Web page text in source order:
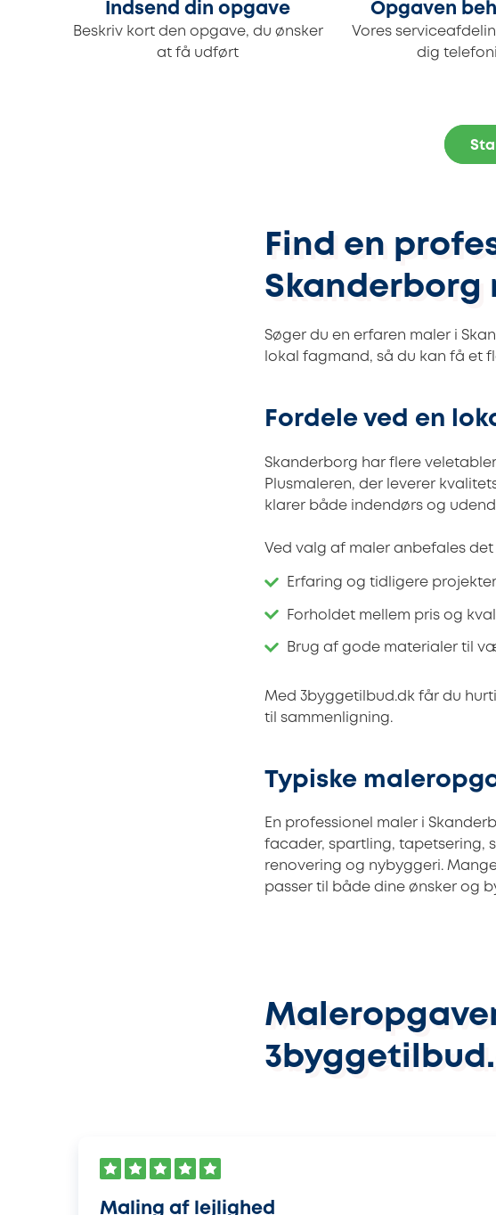
Indsend din opgave
Beskriv kort den opgave, du ønsker
at få udført
Opgaven
Vores
dig
Find en
Skanderborg
Søger du en erfaren maler i
lokal fagmand, så du kan få et
Fordele ved en
Skanderborg har flere
Plusmaleren, der leverer
klarer både indendørs og
Ved valg af maler anbefales det
Erfaring og tidligere projekter
Forholdet mellem pris og
Brug af gode materialer til
Med 3byggetilbud.dk får du
til sammenligning.
Typiske
En professionel maler i
facader, spartling, tapetsering,
renovering og nybyggeri.
passer til både dine ønsker og
Maling af lejlighed